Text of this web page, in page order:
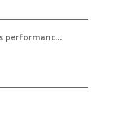
performanc…